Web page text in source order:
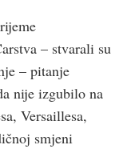
– stvarali su
– pitanje
nije izgubilo na
Versaillesa,
smjeni